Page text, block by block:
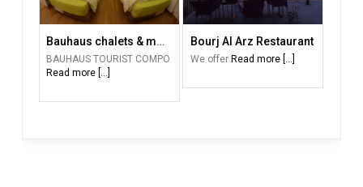
Bauhaus chalets & motel
BAUHAUS TOURIST COMPO
Read more [...]
Bourj Al Arz Restaurant
We offer Read more [...]